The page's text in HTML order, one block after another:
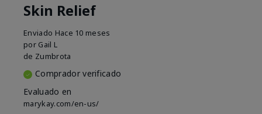
Skin Relief
Enviado Hace 10 meses
por Gail L
de Zumbrota
Comprador verificado
Evaluado en
marykay.com/en-us/